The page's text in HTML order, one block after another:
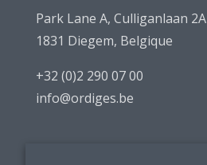
Park Lane A, Culliganlaan 2A
1831 Diegem, Belgique
+32 (0)2 290 07 00
info@ordiges.be